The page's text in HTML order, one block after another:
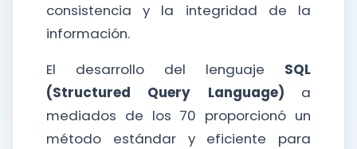
consistencia y la integridad de la
información.
El desarrollo del lenguaje SQL
(Structured Query Language) a
mediados de los 70 proporcionó un
método estándar y eficiente para